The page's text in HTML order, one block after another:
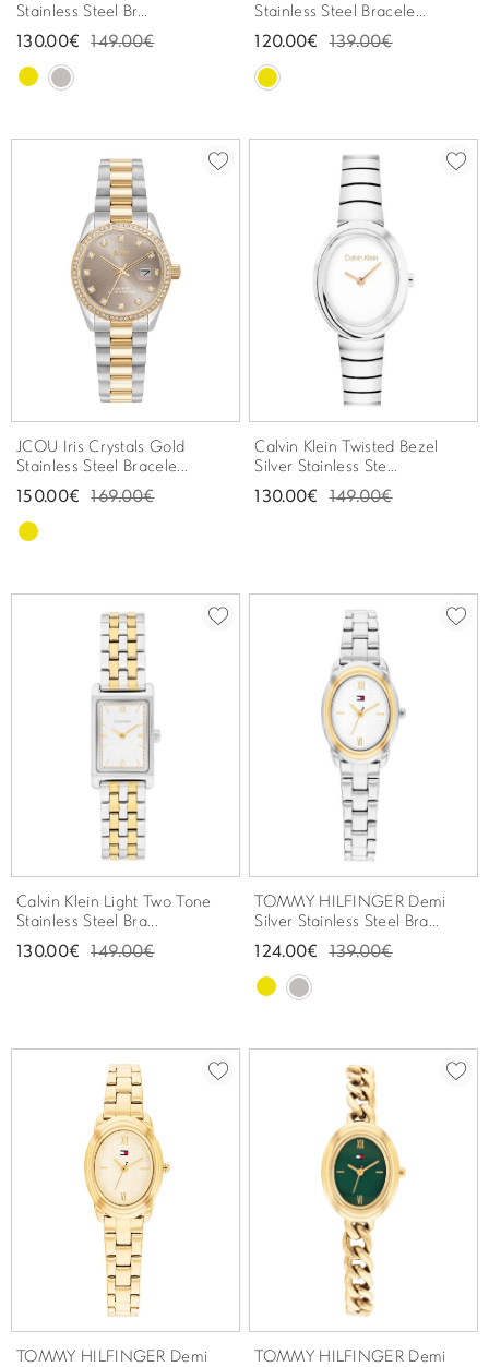
Stainless Steel Br...
130.00€ 149.00€
Stainless Steel Bracele...
120.00€ 139.00€
JCOU Iris Crystals Gold
Stainless Steel Bracele...
150.00€ 169.00€
Calvin Klein Twisted Bezel
Silver Stainless Ste...
130.00€ 149.00€
Calvin Klein Light Two Tone
Stainless Steel Bra...
130.00€ 149.00€
TOMMY HILFINGER Demi
Silver Stainless Steel Bra...
124.00€ 139.00€
TOMMY HILFINGER Demi
TOMMY HILFINGER Demi